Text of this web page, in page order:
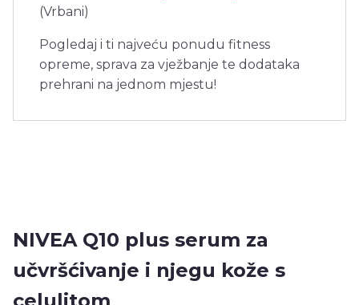
(Vrbani)
Pogledaj i ti najveću ponudu fitness
opreme, sprava za vježbanje te dodataka
prehrani na jednom mjestu!
NIVEA Q10 plus serum za
učvršćivanje i njegu kože s
celulitom